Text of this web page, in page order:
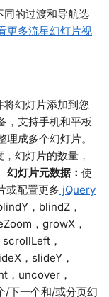
同的过渡和导航选
更多流星幻灯片视
幻灯片添加到您
，支持手机和平板
理成多个幻灯片。
幻灯片的数量，
幻灯片元数据： 使
或配置更多 jQuery
，blindZ，
，growX，
，
，slideY，
，uncover，
/下一个和/或分页幻